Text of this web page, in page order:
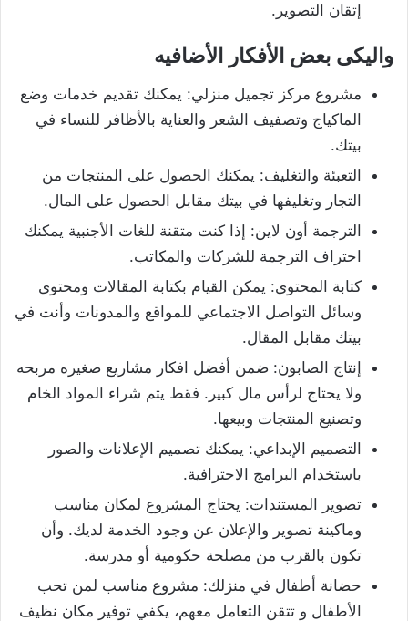
إتقان التصوير.
واليكى بعض الأفكار الأضافيه
مشروع مركز تجميل منزلي: يمكنك تقديم خدمات وضع
الماكياج وتصفيف الشعر والعناية بالأظافر للنساء في
بيتك.
التعبئة والتغليف: يمكنك الحصول على المنتجات من
التجار وتغليفها في بيتك مقابل الحصول على المال.
الترجمة أون لاين: إذا كنت متقنة للغات الأجنبية يمكنك
احتراف الترجمة للشركات والمكاتب.
كتابة المحتوى: يمكن القيام بكتابة المقالات ومحتوى
وسائل التواصل الاجتماعي للمواقع والمدونات وأنت في
بيتك مقابل المقال.
إنتاج الصابون: ضمن أفضل افكار مشاريع صغيره مربحه
ولا يحتاج لرأس مال كبير. فقط يتم شراء المواد الخام
وتصنيع المنتجات وبيعها.
التصميم الإبداعي: يمكنك تصميم الإعلانات والصور
باستخدام البرامج الاحترافية.
تصوير المستندات: يحتاج المشروع لمكان مناسب
وماكينة تصوير والإعلان عن وجود الخدمة لديك. وأن
تكون بالقرب من مصلحة حكومية أو مدرسة.
حضانة أطفال في منزلك: مشروع مناسب لمن تحب
الأطفال و تتقن التعامل معهم، يكفي توفير مكان نظيف